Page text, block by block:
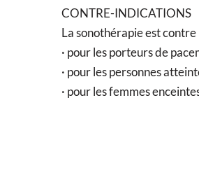
CONTRE-INDICATIONS
La sonothérapie est contre
· pour les porteurs de
· pour les personnes
· pour les femmes